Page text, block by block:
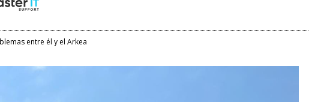
entre él y el Arkea